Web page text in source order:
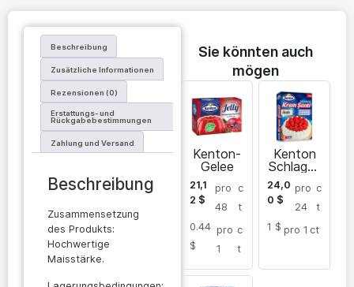
Beschreibung
Zusätzliche Informationen
Rezensionen (0)
Erstattungs- und
Rückgabebestimmungen
Zahlung und Versand
Beschreibung
Zusammensetzung
des Produkts:
Hochwertige
Maisstärke.
Sie könnten auch
mögen
Kenton-
Gelee
21,1
2 $
pro
48
c
t
0.44
$
pro
1
c
t
Kenton
Schlagsa
hne im
Karton
24,0
0 $
pro
24
c
t
1 $ pro 1 ct